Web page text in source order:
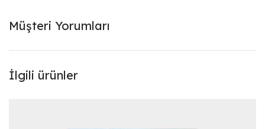
Müşteri Yorumları
İlgili ürünler